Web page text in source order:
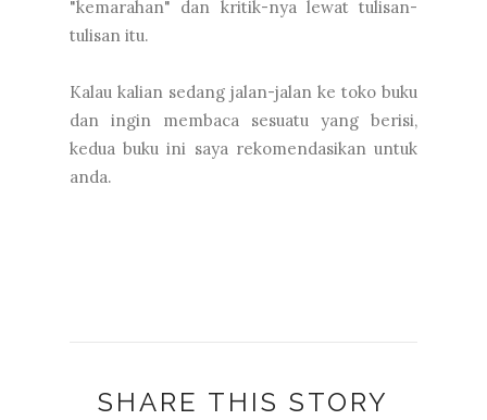
"kemarahan" dan kritik-nya lewat tulisan-
tulisan itu.
Kalau kalian sedang jalan-jalan ke toko buku
dan ingin membaca sesuatu yang berisi,
kedua buku ini saya rekomendasikan untuk
anda.
SHARE THIS STORY